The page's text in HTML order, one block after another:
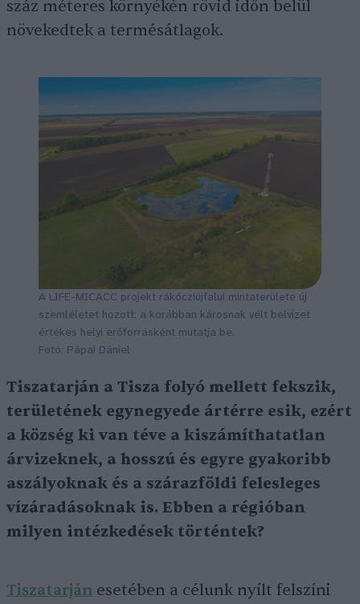
száz méteres környékén rövid időn belül
növekedtek a termésátlagok.
A LIFE-MICACC projekt rákócziújfalui mintaterülete új
szemléletet hozott: a korábban károsnak vélt belvizet
értékes helyi erőforrásként mutatja be.
Fotó: Pápai Dániel
Tiszatarján a Tisza folyó mellett fekszik,
területének egynegyede ártérre esik, ezért
a község ki van téve a kiszámíthatatlan
árvizeknek, a hosszú és egyre gyakoribb
aszályoknak és a szárazföldi felesleges
vízáradásoknak is. Ebben a régióban
milyen intézkedések történtek?
Tiszatarján esetében a célunk nyílt felszíni